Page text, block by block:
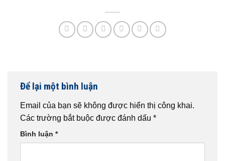
Để lại một bình luận
Email của bạn sẽ không được hiển thị công khai.
Các trường bắt buộc được đánh dấu *
Bình luận *